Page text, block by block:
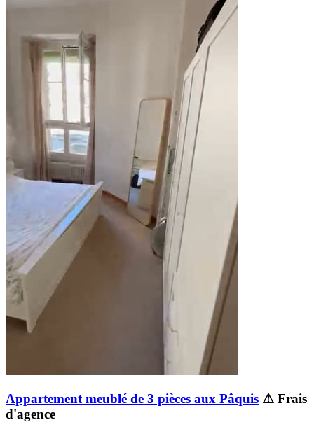
Appartement meublé de 3 pièces aux Pâquis ⚠ Frais
d'agence